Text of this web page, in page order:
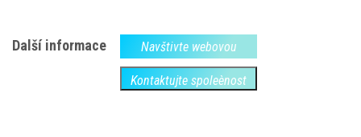
Další informace Navštivte webovou
Kontaktujte spoleènost